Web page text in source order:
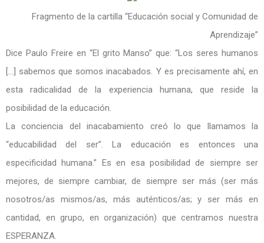
Fragmento de la cartilla “Educación social y Comunidad de
Aprendizaje”
Dice Paulo Freire en “El grito Manso” que: “Los seres humanos
[…] sabemos que somos inacabados. Y es precisamente ahí, en
esta radicalidad de la experiencia humana, que reside la
posibilidad de la educación.
La conciencia del inacabamiento creó lo que llamamos la
“educabilidad del ser”. La educación es entonces una
especificidad humana.” Es en esa posibilidad de siempre ser
mejores, de siempre cambiar, de siempre ser más (ser más
nosotros/as mismos/as, más auténticos/as; y ser más en
cantidad, en grupo, en organización) que centramos nuestra
ESPERANZA.